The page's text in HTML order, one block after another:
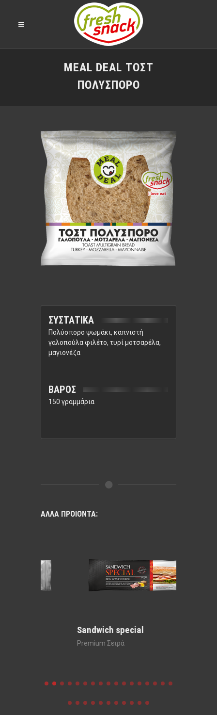
MEAL DEAL ΤΟΣΤ
ΠΟΛΎΣΠΟΡΟ
ΣΥΣΤΑΤΙΚΑ
Πολύσπορο ψωμάκι, καπνιστή
γαλοπούλα φιλέτο, τυρί μοτσαρέλα,
μαγιονέζα
ΒΑΡΟΣ
150 γραμμάρια
ΑΛΛΑ ΠΡΟΙΟΝΤΑ:
Sandwich special
Premium Σειρά